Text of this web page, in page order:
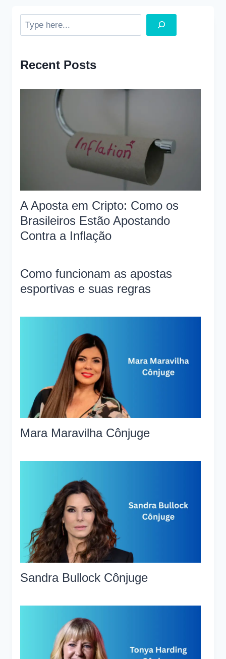
Search
Recent Posts
A Aposta em Cripto: Como os
Brasileiros Estão Apostando
Contra a Inflação
Como funcionam as apostas
esportivas e suas regras
Mara Maravilha Cônjuge
Sandra Bullock Cônjuge